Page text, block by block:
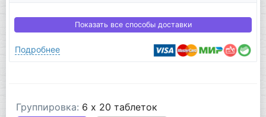
Показать все способы доставки
Подробнее
Группировка: 6 x 20 таблеток